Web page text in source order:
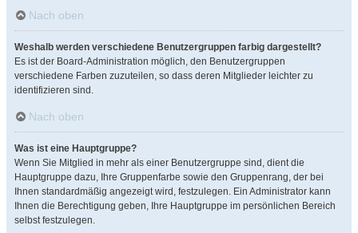
Nach oben
Weshalb werden verschiedene Benutzergruppen farbig dargestellt?
Es ist der Board-Administration möglich, den Benutzergruppen
verschiedene Farben zuzuteilen, so dass deren Mitglieder leichter zu
identifizieren sind.
Nach oben
Was ist eine Hauptgruppe?
Wenn Sie Mitglied in mehr als einer Benutzergruppe sind, dient die
Hauptgruppe dazu, Ihre Gruppenfarbe sowie den Gruppenrang, der bei
Ihnen standardmäßig angezeigt wird, festzulegen. Ein Administrator kann
Ihnen die Berechtigung geben, Ihre Hauptgruppe im persönlichen Bereich
selbst festzulegen.